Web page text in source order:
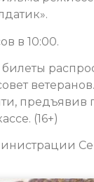
в 10:00.
предъявив
(16+)